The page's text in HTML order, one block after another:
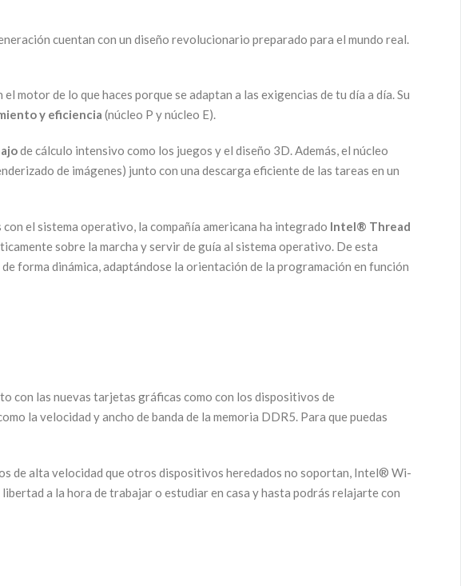
cuentan con un diseño revolucionario preparado para el mundo real.
el motor de lo que haces porque se adaptan a las exigencias de tu día a día. Su
y eficiencia (núcleo P y núcleo E).
de cálculo intensivo como los juegos y el diseño 3D. Además, el núcleo
de imágenes) junto con una descarga eficiente de las tareas en un
el sistema operativo, la compañía americana ha integrado Intel® Thread
sobre la marcha y servir de guía al sistema operativo. De esta
forma dinámica, adaptándose la orientación de la programación en función
con las nuevas tarjetas gráficas como con los dispositivos de
la velocidad y ancho de banda de la memoria DDR5. Para que puedas
de alta velocidad que otros dispositivos heredados no soportan, Intel® Wi-
a la hora de trabajar o estudiar en casa y hasta podrás relajarte con